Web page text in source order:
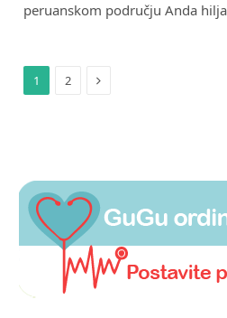
peruanskom području Anda
1 2 Next